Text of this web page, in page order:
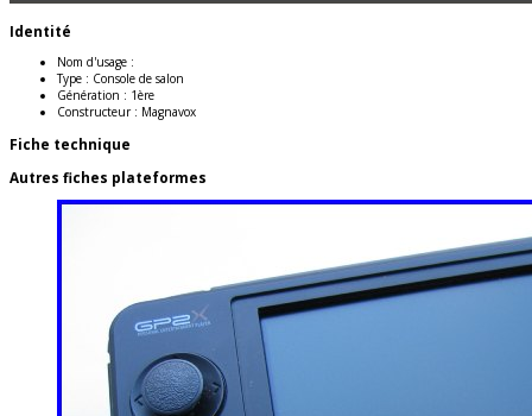
Identité
Nom d'usage :
Type : Console de salon
Génération : 1ère
Constructeur : Magnavox
Fiche technique
Autres fiches plateformes